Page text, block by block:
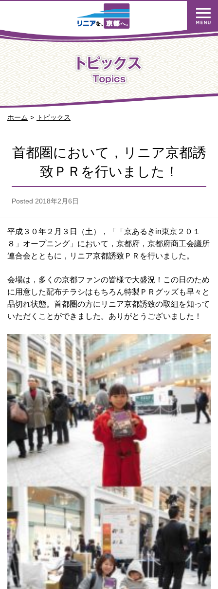
ホーム トピックス
首都圏において，リニア京都誘
致ＰＲを行いました！
Posted 2018年2月6日
平成３０年２月３日（土），「「京あるきin東京２０１
８」オープニング」において，京都府，京都府商工会議所
連合会とともに，リニア京都誘致ＰＲを行いました。
会場は，多くの京都ファンの皆様で大盛況！この日のため
に用意した配布チラシはもちろん特製ＰＲグッズも早々と
品切れ状態。首都圏の方にリニア京都誘致の取組を知って
いただくことができました。ありがとうございました！